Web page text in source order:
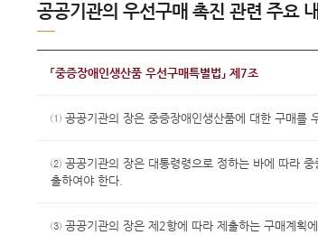
공공기관의 우선구매 촉진 관련 주요
「중증장애인생산품 우선구매특별법」 제7조
① 공공기관의 장은 중증장애인생산품에 대한 구매를
② 공공기관의 장은 대통령령으로 정하는 바에 따라 중
출하여야 한다.
③ 공공기관의 장은 제2항에 따라 제출하는 구매계획